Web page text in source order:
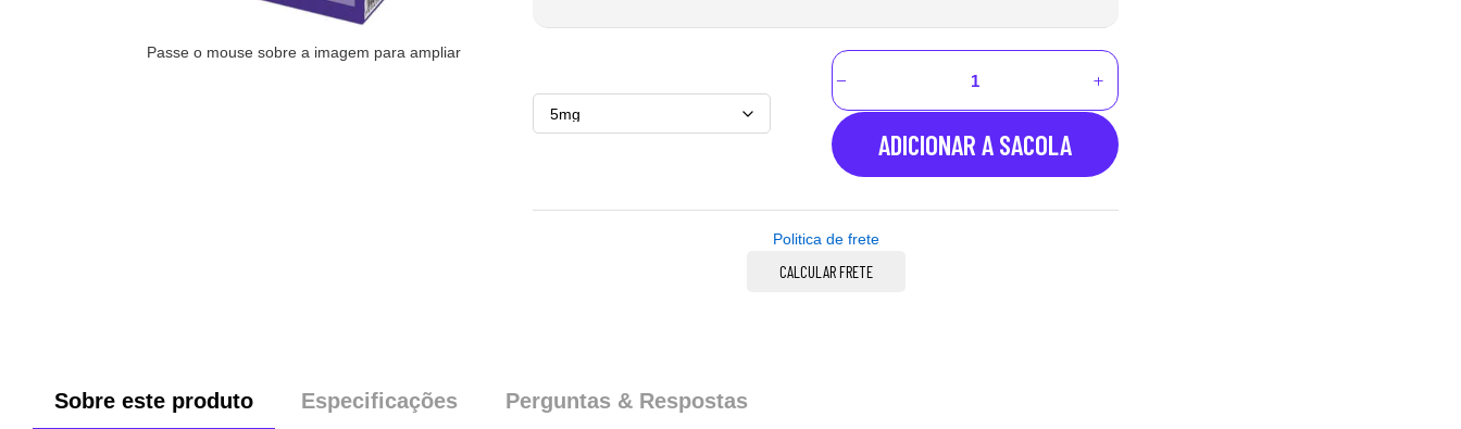
Passe o mouse sobre a imagem para ampliar
ADICIONAR A SACOLA
Politica de frete
CALCULAR FRETE
Sobre este produto Especificações Perguntas & Respostas